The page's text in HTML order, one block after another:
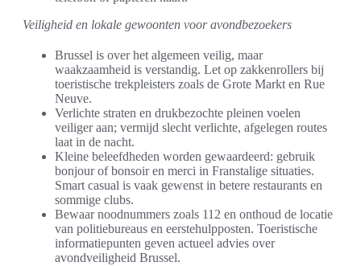
Veiligheid en lokale gewoonten voor avondbezoekers
Brussel is over het algemeen veilig, maar
waakzaamheid is verstandig. Let op zakkenrollers bij
toeristische trekpleisters zoals de Grote Markt en Rue
Neuve.
Verlichte straten en drukbezochte pleinen voelen
veiliger aan; vermijd slecht verlichte, afgelegen routes
laat in de nacht.
Kleine beleefdheden worden gewaardeerd: gebruik
bonjour of bonsoir en merci in Franstalige situaties.
Smart casual is vaak gewenst in betere restaurants en
sommige clubs.
Bewaar noodnummers zoals 112 en onthoud de locatie
van politiebureaus en eerstehulpposten. Toeristische
informatiepunten geven actueel advies over
avondveiligheid Brussel.